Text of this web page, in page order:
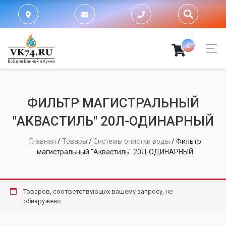
0
ФИЛЬТР МАГИСТРАЛЬНЫЙ
"АКВАСТИЛЬ" 20Л-ОДИНАРНЫЙ
Главная /Товары /Системы очистки воды /Фильтр
магистральный "Аквастиль" 20Л-ОДИНАРНЫЙ
Товаров, соответствующих вашему запросу, не
обнаружено.